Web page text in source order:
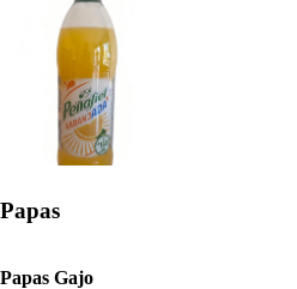
Papas
Papas Gajo